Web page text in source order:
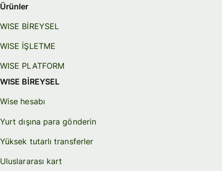
Ürünler
WISE BİREYSEL
WISE İŞLETME
WISE PLATFORM
WISE BİREYSEL
Wise hesabı
Yurt dışına para gönderin
Yüksek tutarlı transferler
Uluslararası kart